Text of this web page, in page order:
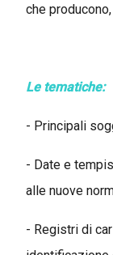
che
Le tematiche:
- Principali
- Date e
alle nuove
- Registri di